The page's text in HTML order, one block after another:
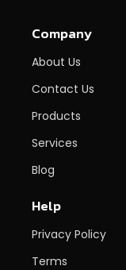
Company
About Us
Contact Us
Products
Services
Blog
Help
Privacy Policy
Terms